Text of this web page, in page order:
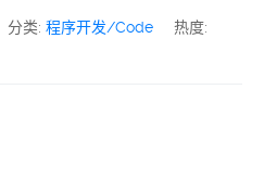
分类:程序开发/Code
热度: